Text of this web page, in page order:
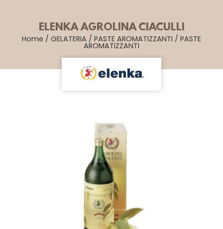
ELENKA AGROLINA CIACULLI
Home / GELATERIA / PASTE AROMATIZZANTI / PASTE
AROMATIZZANTI